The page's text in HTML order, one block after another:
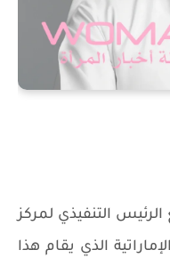
التنفيذي لمركز
الذي يقام هذا